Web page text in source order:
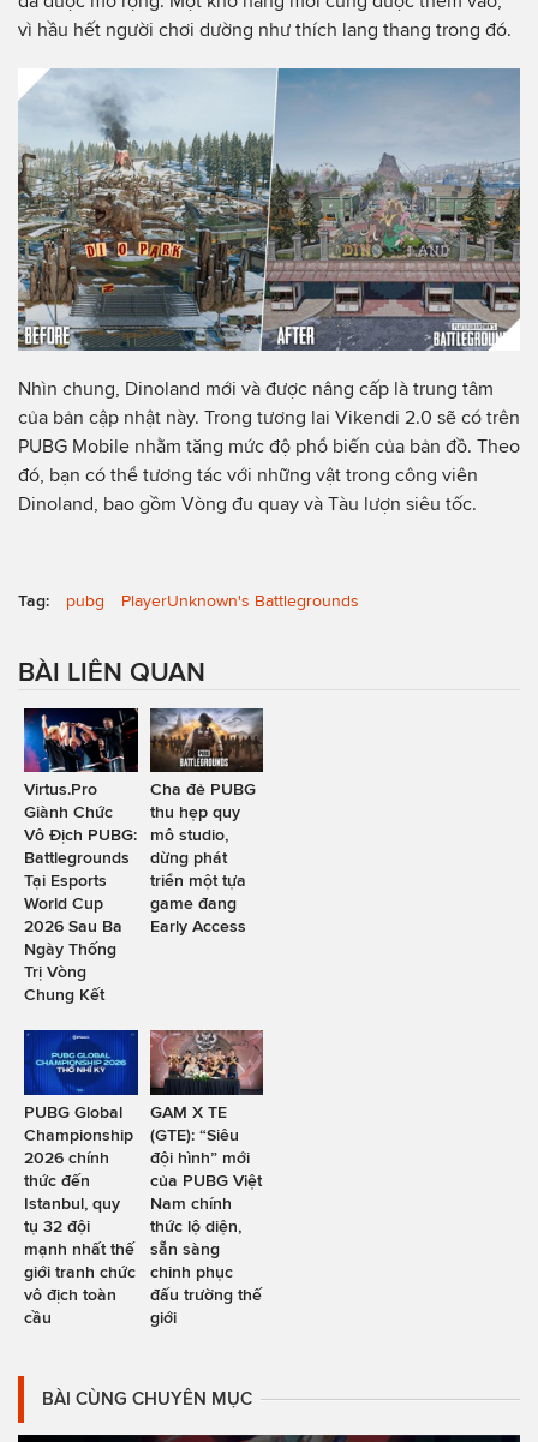
vì hầu hết người chơi dường như thích lang thang trong đó.
Nhìn chung, Dinoland mới và được nâng cấp là trung tâm
của bản cập nhật này. Trong tương lai Vikendi 2.0 sẽ có trên
PUBG Mobile nhằm tăng mức độ phổ biến của bản đồ. Theo
đó, bạn có thể tương tác với những vật trong công viên
Dinoland, bao gồm Vòng đu quay và Tàu lượn siêu tốc.
Tag: pubg PlayerUnknown's Battlegrounds
BÀI LIÊN QUAN
Virtus.Pro
Giành Chức
Vô Địch PUBG:
Battlegrounds
Tại Esports
World Cup
2026 Sau Ba
Ngày Thống
Trị Vòng
Chung Kết
Cha đẻ PUBG
thu hẹp quy
mô studio,
dừng phát
triển một tựa
game đang
Early Access
PUBG Global
Championship
2026 chính
thức đến
Istanbul, quy
tụ 32 đội
mạnh nhất thế
giới tranh chức
vô địch toàn
cầu
GAM X TE
(GTE): “Siêu
đội hình” mới
của PUBG Việt
Nam chính
thức lộ diện,
sẵn sàng
chinh phục
đấu trường thế
giới
BÀI CÙNG CHUYÊN MỤC